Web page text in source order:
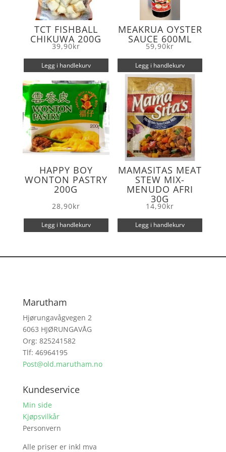
TCT FISHBALL
CHIKUWA 200G
39,90kr
Legg i handlekurv
MEAKRUA OYSTER
SAUCE 600ML
59,90kr
Legg i handlekurv
HAPPY BOY
WONTON PASTRY
200G
28,90kr
Legg i handlekurv
MAMASITAS MEAT
STEW MIX-
MENUDO AFRI
30G
14,90kr
Legg i handlekurv
Marutham
Hjørungavågvegen 2
6063 HJØRUNGAVÅG
Org: 825241582
Tlf: 46964195
Post@old.marutham.no
Kundeservice
Min side
Kjøpsvilkår
Personvern
Alle priser er inkl mva